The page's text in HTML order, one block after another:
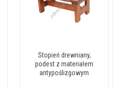
Stopień drewniany,
podest z materiałem
antypoślizgowym